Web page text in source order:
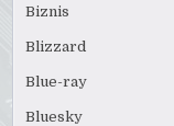
Biznis
Blizzard
Blue-ray
Bluesky